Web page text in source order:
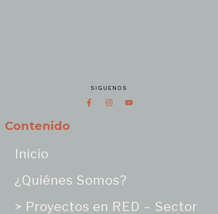
SIGUENOS
Contenido
Inicio
¿Quiénes Somos?
> Proyectos en RED – Sector